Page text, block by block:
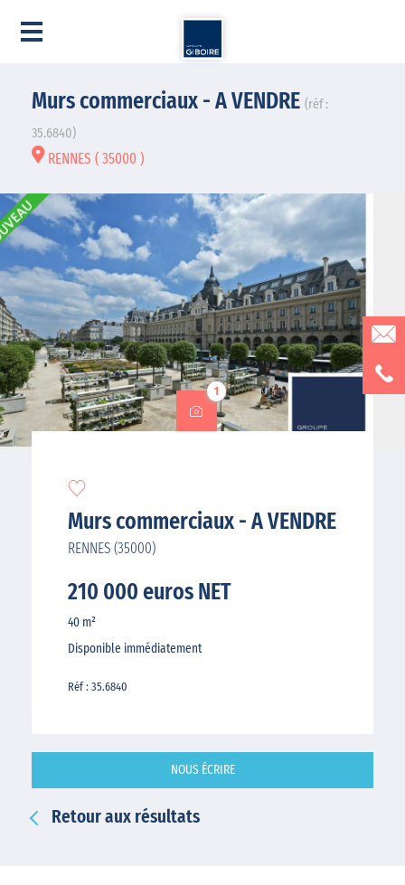
Murs commerciaux - A VENDRE (réf :
35.6840)
RENNES ( 35000 )
1
Murs commerciaux - A VENDRE
RENNES (35000)
210 000 euros NET
40 m²
Disponible immédiatement
Réf : 35.6840
NOUS ÉCRIRE
Retour aux résultats